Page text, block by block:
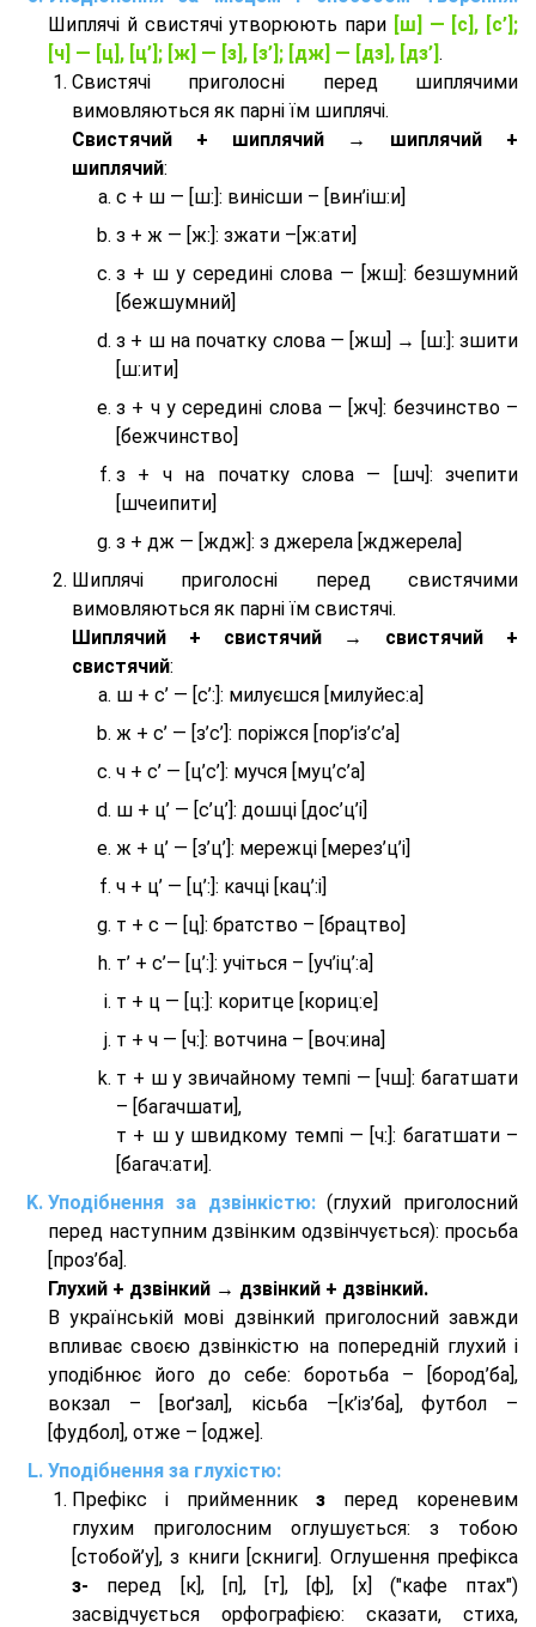
Шиплячі й свистячі утворюють пари [ш] — [c], [с’];
[ч] — [ц], [ц’]; [ж] — [з], [з’]; [дж] — [дз], [дз’] .
Свистячі приголосні перед шиплячими
вимовляються як парні їм шиплячі.
Cвистячий + шиплячий → шиплячий +
шиплячий:
с + ш — [ш:]: винісши – [вин’іш:и]
з + ж — [ж:]: зжати –[ж:ати]
з + ш у середині слова — [жш]: безшумний
[бежшумний]
з + ш на початку слова — [жш] → [ш:]: зшити
[ш:ити]
з + ч у середині слова — [жч]: безчинство –
[бежчинство]
з + ч на початку слова — [шч]: зчепити
[шчеипити]
з + дж — [ждж]: з джерела [жджерела]
Шиплячі приголосні перед свистячими
вимовляються як парні їм свистячі.
Шиплячий + свистячий → свистячий +
свистячий:
ш + с’ — [с’:]: милуєшся [милуйес:а]
ж + с’ — [з’с’]: поріжся [пор’із’с’а]
ч + с’ — [ц’с’]: мучся [муц’с’а]
ш + ц’ — [с’ц’]: дошці [дос’ц’і]
ж + ц’ — [з’ц’]: мережці [мерез’ц’і]
ч + ц’ — [ц’:]: качці [кац’:і]
т + с — [ц]: братство – [брaцтво]
т’ + с’— [ц’:]: учіться – [уч’іц’:a]
т + ц — [ц:]: коритце [кориц:е]
т + ч — [ч:]: вотчина – [вoч:ина]
т + ш у звичайному темпі — [чш]: багатшати
– [багачшати],
т + ш у швидкому темпі — [ч:]: багатшати –
[багач:ати].
Уподібнення за дзвінкістю:(глухий приголосний
перед наступним дзвінким одзвінчується): просьба
[проз’ба].
Глухий + дзвінкий → дзвінкий + дзвінкий.
В українській мові дзвінкий приголосний завжди
впливає своєю дзвінкістю на попередній глухий і
уподібнює його до себе: боротьба – [бород’ба],
вокзал – [воґзал], кісьба –[к’із’ба], футбол –
[фудбол], отже – [одже].
Уподібнення за глухістю:
Префікс і прийменник з перед кореневим
глухим приголосним оглушується: з тобою
[стобой’у], з книги [скниги]. Оглушення префікса
з- перед [к], [п], [т], [ф], [х] ("кафе птах")
засвідчується орфографією: сказати, стиха,